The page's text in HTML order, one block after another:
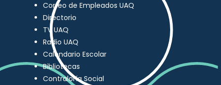
Correo de Empleados UAQ
Directorio
TV UAQ
Radio UAQ
Calendario Escolar
Bibliotecas
Contraloría Social